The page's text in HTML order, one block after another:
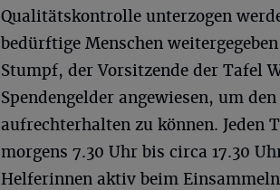
Qualitätskontrolle unterzogen
bedürftige Menschen
Stumpf, der Vorsitzende der Tafel
Spendengelder angewiesen, um
aufrechterhalten zu können. Jeden
morgens 7.30 Uhr bis circa 17.30
Helferinnen aktiv beim